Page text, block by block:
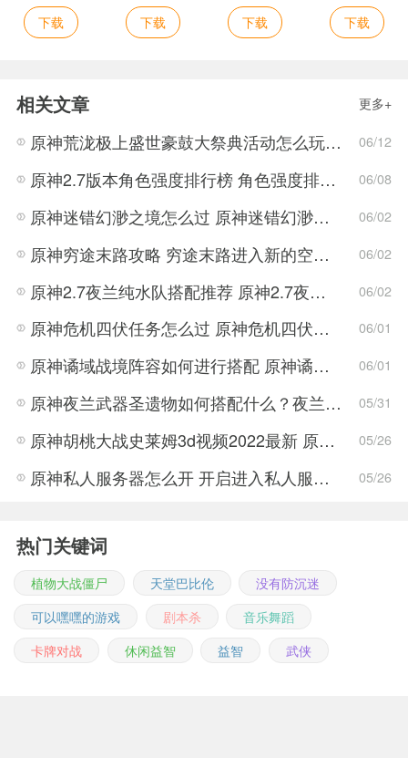
下载 下载 下载
下载
相关文章 更多+
原神荒泷极上盛世豪鼓大祭典活动怎么玩 荒泷极上盛世豪鼓大祭典活动指南 06/12
原神2.7版本角色强度排行榜 角色强度排行2022最新 06/08
原神迷错幻渺之境怎么过 原神迷错幻渺之境通关攻略 06/02
原神穷途末路攻略 穷途末路进入新的空间任务解密流程 06/02
原神2.7夜兰纯水队搭配推荐 原神2.7夜兰纯水队搭配方法 06/02
原神危机四伏任务怎么过 原神危机四伏解密技巧 06/01
原神谲域战境阵容如何进行搭配 原神谲域战境阵容推荐 06/01
原神夜兰武器圣遗物如何搭配什么？夜兰武器圣遗物搭配推荐攻略 05/31
原神胡桃大战史莱姆3d视频2022最新 原神胡桃大战史莱姆3d视频完整版 05/26
原神私人服务器怎么开 开启进入私人服务器详细介绍 05/26
热门关键词
植物大战僵尸 天堂巴比伦
没有防沉迷
可以嘿嘿的游戏
剧本杀
音乐舞蹈
卡牌对战
休闲益智 益智 武侠